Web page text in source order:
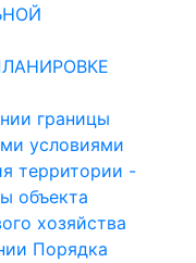
границы
условиями
территории -
объекта
хозяйства
Порядка